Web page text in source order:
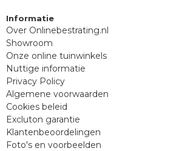
Informatie
Over Onlinebestrating.nl
Showroom
Onze online tuinwinkels
Nuttige informatie
Privacy Policy
Algemene voorwaarden
Cookies beleid
Excluton garantie
Klantenbeoordelingen
Foto's en voorbeelden